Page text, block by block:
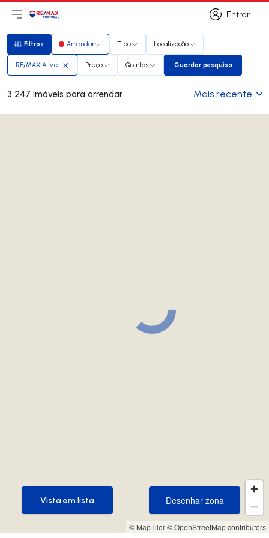
Entrar
Entrar
Abri menu principal
LogoIr para página inicial
Filtros
Filtros Arrendar Tipo Localização
RE/MAX Alive Preço Quartos Guardar pesquisa
Guardar pesquisa
3 247 imóveis para arrendar Mais recente
© MapTiler© OpenStreetMap contributors
Desenhar zona
Desenhar zona
Vista em lista
Vista em lista